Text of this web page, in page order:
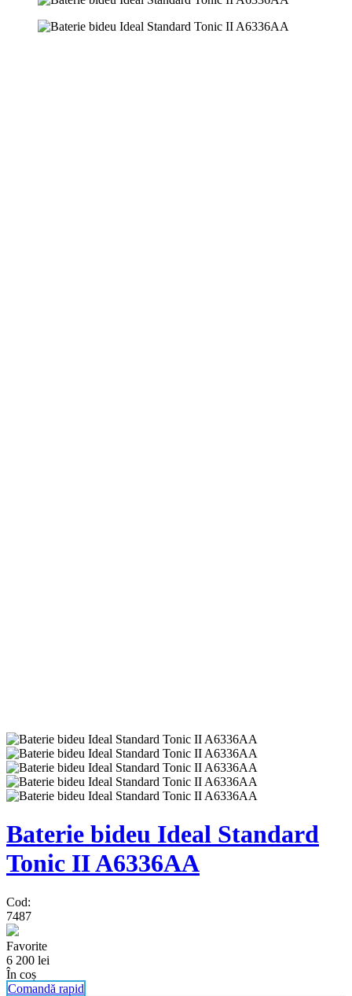
Baterie bideu Ideal Standard
Tonic II A6336AA
Cod:
7487
Favorite
6 200 lei
În coș
Comandă rapid